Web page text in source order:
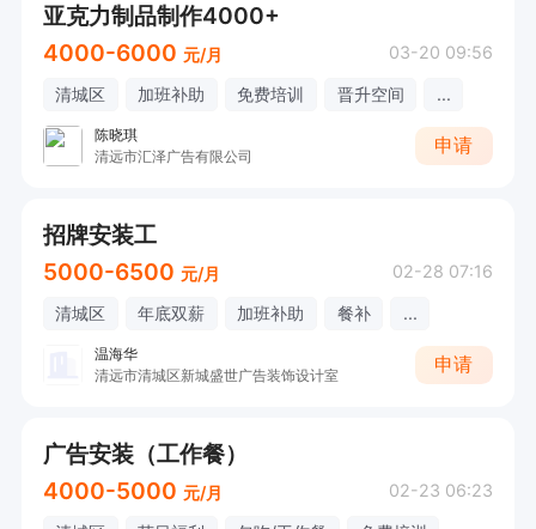
亚克力制品制作4000+
4000-6000 元/月 03-20 09:56
清城区 加班补助 免费培训 晋升空间 ...
陈晓琪
清远市汇泽广告有限公司
申请
招牌安装工
5000-6500 元/月 02-28 07:16
清城区 年底双薪 加班补助 餐补 ...
温海华
清远市清城区新城盛世广告装饰设计室
申请
广告安装（工作餐）
4000-5000 元/月 02-23 06:23